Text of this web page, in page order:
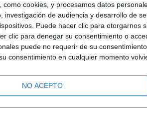
cookies, y procesamos datos
de audiencia y desarrollo de
Puede hacer clic para
clic para denegar su consentimiento o
puede no requerir de su
consentimiento en cualquier momento
NO ACEPTO
somos Contacto